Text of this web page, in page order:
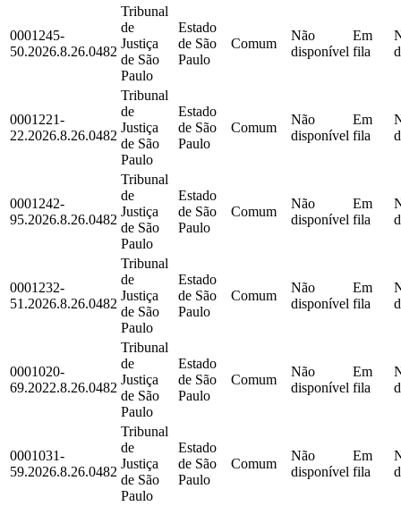
0001245-
50.2026.8.26.0482
Tribunal
de
Justiça
de São
Paulo
Estado
de São
Paulo
Comum
Não
disponível
Em
fila
0001221-
22.2026.8.26.0482
Tribunal
de
Justiça
de São
Paulo
Estado
de São
Paulo
Comum
Não
disponível
Em
fila
0001242-
95.2026.8.26.0482
Tribunal
de
Justiça
de São
Paulo
Estado
de São
Paulo
Comum
Não
disponível
Em
fila
0001232-
51.2026.8.26.0482
Tribunal
de
Justiça
de São
Paulo
Estado
de São
Paulo
Comum
Não
disponível
Em
fila
0001020-
69.2022.8.26.0482
Tribunal
de
Justiça
de São
Paulo
Estado
de São
Paulo
Comum
Não
disponível
Em
fila
0001031-
59.2026.8.26.0482
Tribunal
de
Justiça
de São
Paulo
Estado
de São
Paulo
Comum
Não
disponível
Em
fila